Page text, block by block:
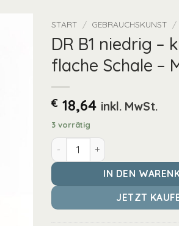
START / GEBRAUCHSKUNST /
DR B1 niedrig –
flache Schale –
€ 18,64 inkl. MwSt.
3 vorrätig
DR B1 niedrig - kleine flache
IN DEN
JETZT